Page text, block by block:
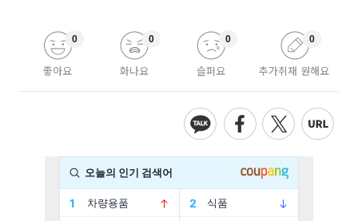
좋아요
0
화나요
0
슬퍼요
0
추가취재 원해요
0